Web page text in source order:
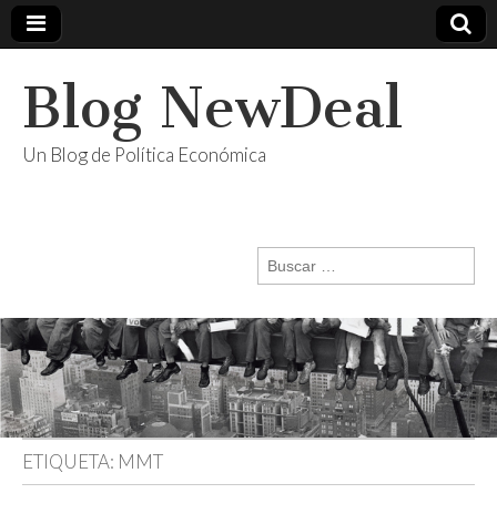
Blog NewDeal
Un Blog de Política Económica
Buscar:
ETIQUETA: MMT